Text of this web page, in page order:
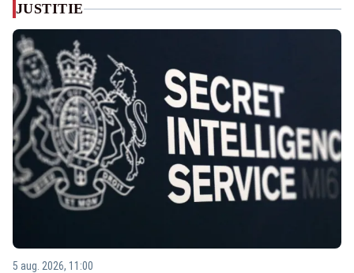
JUSTITIE
5 aug. 2026, 11:00